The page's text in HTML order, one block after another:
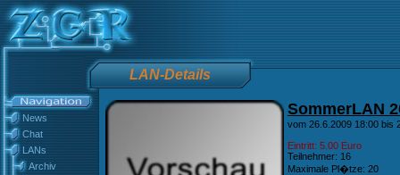
LAN-Details
News
Chat
LANs
Archiv
SommerLAN
vom 26.6.2009 18:00 bis
Eintritt: 5.00 Euro
Teilnehmer: 16
Maximale Pl�tze: 20